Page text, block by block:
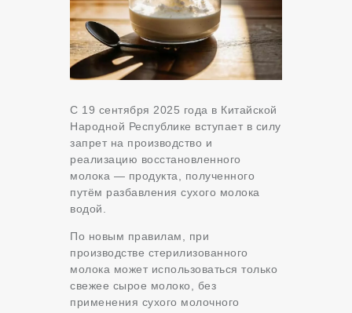
С 19 сентября 2025 года в Китайской
Народной Республике вступает в силу
запрет на производство и
реализацию восстановленного
молока — продукта, полученного
путём разбавления сухого молока
водой.
По новым правилам, при
производстве стерилизованного
молока может использоваться только
свежее сырое молоко, без
применения сухого молочного